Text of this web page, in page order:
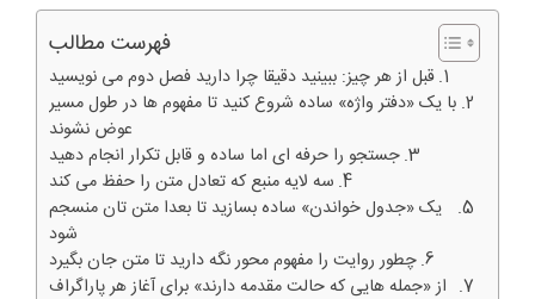
فهرست مطالب
قبل از هر چیز: ببینید دقیقا چرا دارید فصل دوم می نویسید
با یک «دفتر واژه» ساده شروع کنید تا مفهوم ها در طول مسیر
عوض نشوند
جستجو را حرفه ای اما ساده و قابل تکرار انجام دهید
سه لایه منبع که تعادل متن را حفظ می کند
یک «جدول خواندن» ساده بسازید تا بعدا متن تان منسجم
شود
چطور روایت را مفهوم محور نگه دارید تا متن جان بگیرد
از «جمله هایی که حالت مقدمه دارند» برای آغاز هر پاراگراف